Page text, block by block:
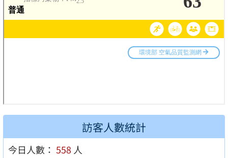
訪客人數統計
今日人數： 558 人